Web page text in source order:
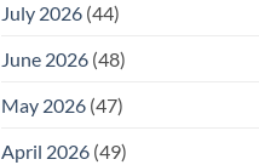
July 2026(44)
June 2026(48)
May 2026(47)
April 2026(49)